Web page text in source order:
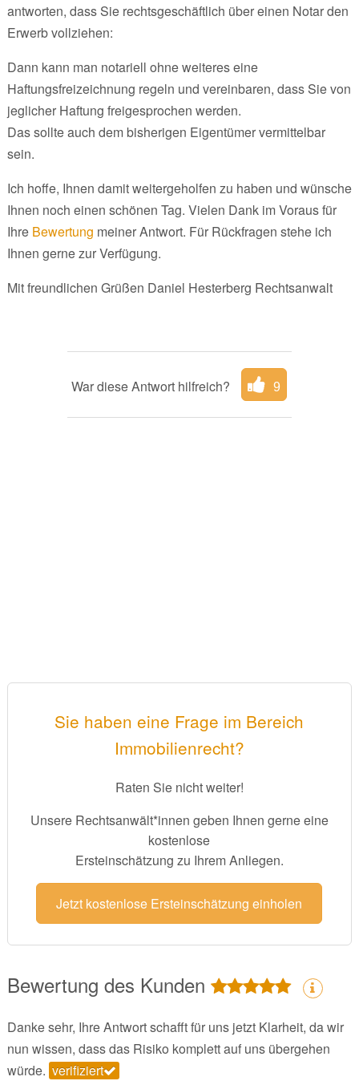
antworten, dass Sie rechtsgeschäftlich über einen Notar den
Erwerb vollziehen:
Dann kann man notariell ohne weiteres eine
Haftungsfreizeichnung regeln und vereinbaren, dass Sie von
jeglicher Haftung freigesprochen werden.
Das sollte auch dem bisherigen Eigentümer vermittelbar
sein.
Ich hoffe, Ihnen damit weitergeholfen zu haben und wünsche
Ihnen noch einen schönen Tag. Vielen Dank im Voraus für
Ihre Bewertung meiner Antwort. Für Rückfragen stehe ich
Ihnen gerne zur Verfügung.
Mit freundlichen Grüßen Daniel Hesterberg Rechtsanwalt
War diese Antwort hilfreich? 9
Sie haben eine Frage im Bereich
Immobilienrecht?
Raten Sie nicht weiter!
Unsere Rechtsanwält*innen geben Ihnen gerne eine
kostenlose
Ersteinschätzung zu Ihrem Anliegen.
Jetzt kostenlose Ersteinschätzung einholen
Bewertung des Kunden
Danke sehr, Ihre Antwort schafft für uns jetzt Klarheit, da wir
nun wissen, dass das Risiko komplett auf uns übergehen
würde. verifiziert